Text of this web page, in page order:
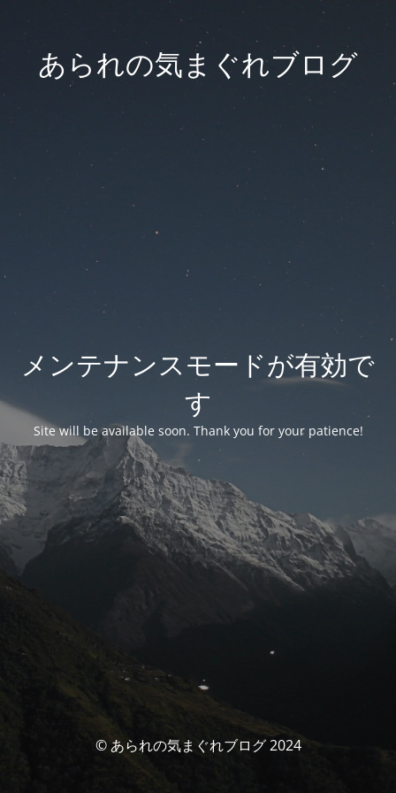
あられの気まぐれブログ
メンテナンスモードが有効で
す
Site will be available soon. Thank you for your patience!
© あられの気まぐれブログ 2024